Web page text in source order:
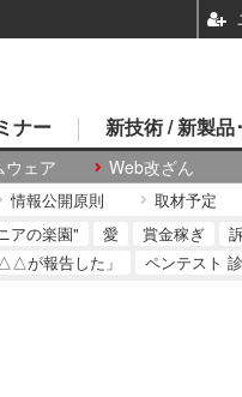
ウェア Web改ざん
ナー 新技術 / 新製品
情報公開原則 取材予定
アの楽園" 愛 賞金稼ぎ
が報告した」
ペンテスト